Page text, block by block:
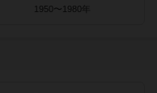
1950〜1980年